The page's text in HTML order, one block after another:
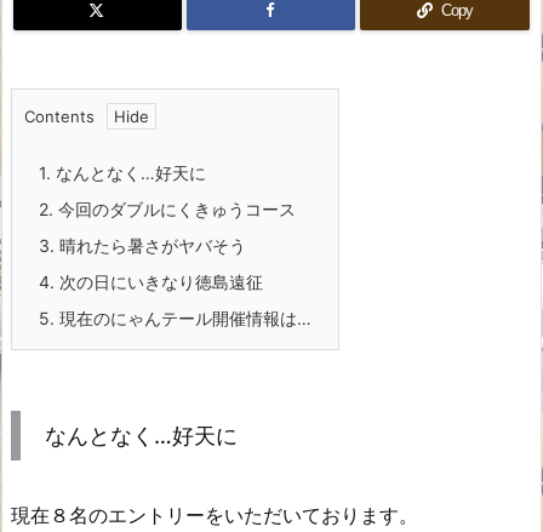
Copy
Contents
1. なんとなく…好天に
2. 今回のダブルにくきゅうコース
3. 晴れたら暑さがヤバそう
4. 次の日にいきなり徳島遠征
5. 現在のにゃんテール開催情報は…
なんとなく…好天に
現在８名のエントリーをいただいております。